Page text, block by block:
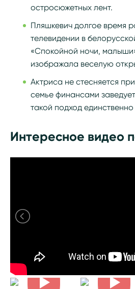
остросюжетных лент.
Пляшкевич долгое время
телевидении в
«Спокойной ночи,
изображала веселую
Актриса не стесняется
семье финансами
такой подход
Интересное видео